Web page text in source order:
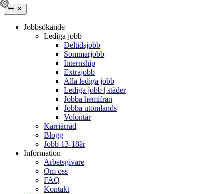
Jobbsökande
Lediga jobb
Deltidsjobb
Sommarjobb
Internship
Extrajobb
Alla lediga jobb
Lediga jobb | städer
Jobba hemifrån
Jobba utomlands
Volontär
Karriärråd
Blogg
Jobb 13-18år
Information
Arbetsgivare
Om oss
FAQ
Kontakt